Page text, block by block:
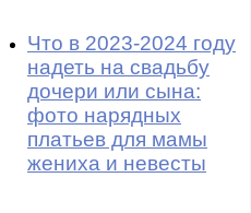
Что в 2023-2024 году
надеть на свадьбу
дочери или сына:
фото нарядных
платьев для мамы
жениха и невесты